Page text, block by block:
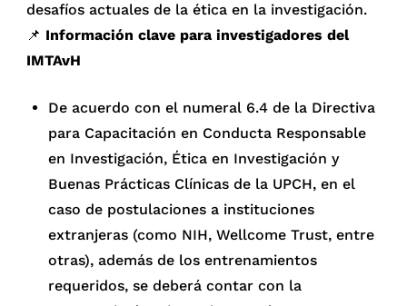
desafíos actuales de la ética en la investigación.
📌 Información clave para investigadores del
IMTAvH
De acuerdo con el numeral 6.4 de la Directiva
para Capacitación en Conducta Responsable
en Investigación, Ética en Investigación y
Buenas Prácticas Clínicas de la UPCH, en el
caso de postulaciones a instituciones
extranjeras (como NIH, Wellcome Trust, entre
otras), además de los entrenamientos
requeridos, se deberá contar con la